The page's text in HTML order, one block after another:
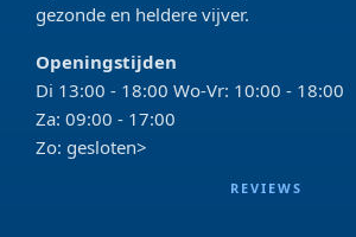
gezonde en heldere vijver.
Openingstijden
Di 13:00 - 18:00 Wo-Vr: 10:00 - 18:00
Za: 09:00 - 17:00
Zo: gesloten>
REVIEWS